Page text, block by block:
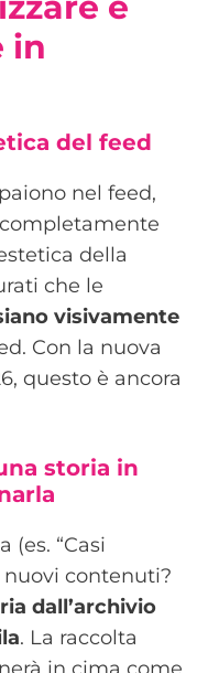
in
del feed
nel feed,
della
che le
visivamente
Con la nuova
questo è ancora
storia in
(es. “Casi
nuovi contenuti?
dall’archivio
. La raccolta